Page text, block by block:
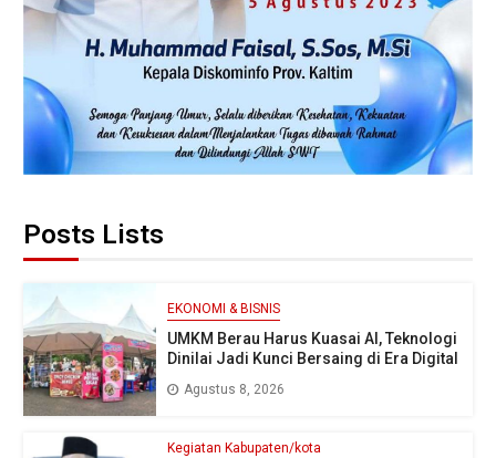
Posts Lists
EKONOMI & BISNIS
UMKM Berau Harus Kuasai AI, Teknologi
Dinilai Jadi Kunci Bersaing di Era Digital
Agustus 8, 2026
Kegiatan Kabupaten/kota